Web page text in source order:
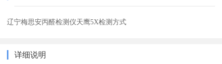
辽宁梅思安丙醛检测仪天鹰5X检测方式
详细说明